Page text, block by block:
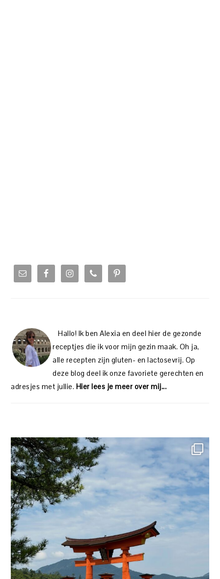
SIDEBAR
Hallo! Ik ben Alexia en deel hier de gezonde
receptjes die ik voor mijn gezin maak. Oh ja,
alle recepten zijn gluten- en lactosevrij. Op
deze blog deel ik onze favoriete gerechten en
adresjes met jullie. Hier lees je meer over mij...